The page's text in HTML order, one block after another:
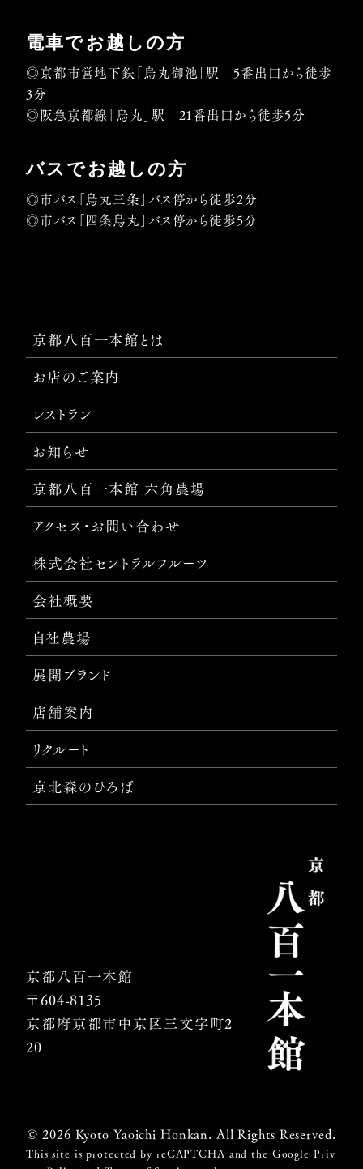
電車でお越しの方
◎京都市営地下鉄「烏丸御池」駅 5番出口から徒歩
3分
◎阪急京都線「烏丸」駅 21番出口から徒歩5分
バスでお越しの方
◎市バス「烏丸三条」バス停から徒歩2分
◎市バス「四条烏丸」バス停から徒歩5分
京都八百一本館とは
お店のご案内
レストラン
お知らせ
京都八百一本館 六角農場
アクセス・お問い合わせ
株式会社セントラルフルーツ
会社概要
自社農場
展開ブランド
店舗案内
リクルート
京北森のひろば
京都八百一本館
〒604-8135
京都府京都市中京区三文字町2
20
© 2026 Kyoto Yaoichi Honkan. All Rights Reserved.
This site is protected by reCAPTCHA and the Google Priv